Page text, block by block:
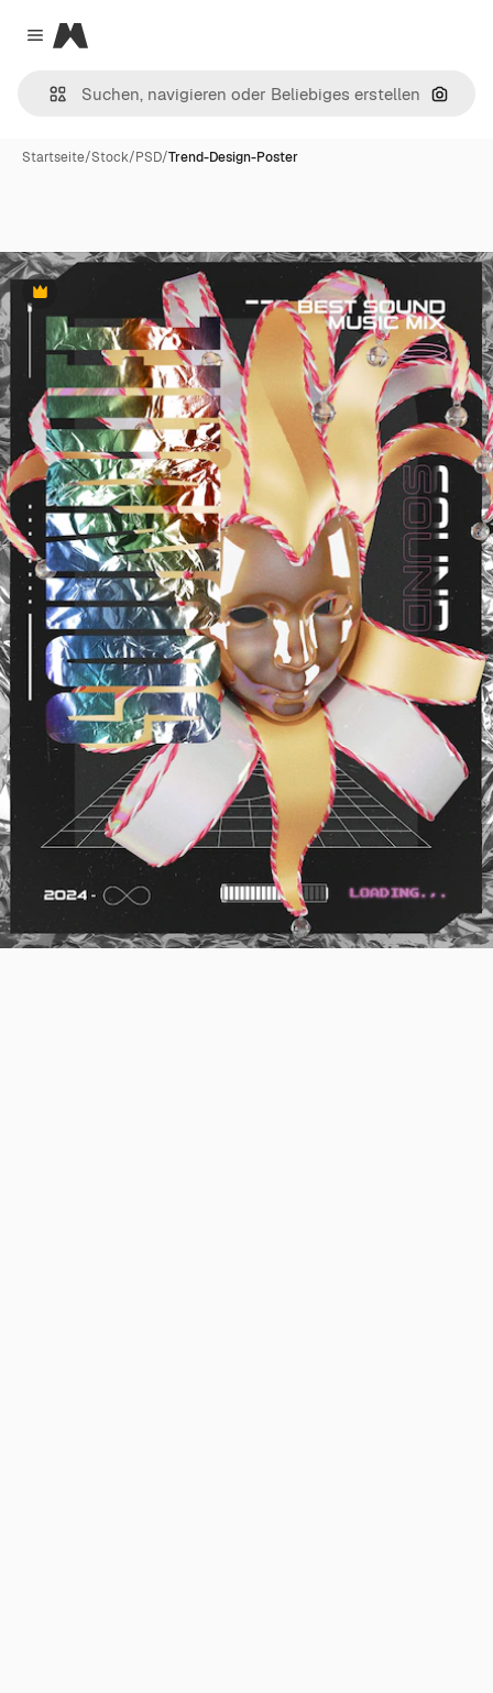
Close menu
Magnific
Nach
Startseite/Stock/PSD/Trend-Design-Poster
Premium